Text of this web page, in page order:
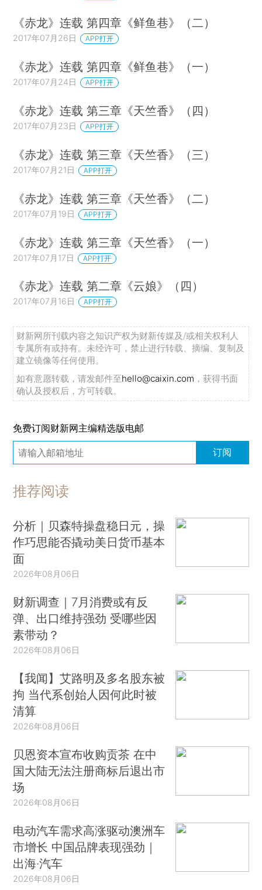
《赤龙》连载 第四章《鲜鱼巷》（二）
2017年07月26日 APP打开
《赤龙》连载 第四章《鲜鱼巷》（一）
2017年07月24日 APP打开
《赤龙》连载 第三章《天竺香》（四）
2017年07月23日 APP打开
《赤龙》连载 第三章《天竺香》（三）
2017年07月21日 APP打开
《赤龙》连载 第三章《天竺香》（二）
2017年07月19日 APP打开
《赤龙》连载 第三章《天竺香》（一）
2017年07月17日 APP打开
《赤龙》连载 第二章《云娘》（四）
2017年07月16日 APP打开
财新网所刊载内容之知识产权为财新传媒及/或相关权利人
专属所有或持有。未经许可，禁止进行转载、摘编、复制及
建立镜像等任何使用。
如有意愿转载，请发邮件至hello@caixin.com ，获得书面
确认及授权后，方可转载。
免费订阅财新网主编精选版电邮
订阅
推荐阅读
分析｜贝森特操盘稳日元，操
作巧思能否撬动美日货币基本
面
2026年08月06日
财新调查｜7月消费或有反
弹、出口维持强劲 受哪些因
素带动？
2026年08月06日
【我闻】艾路明及多名股东被
拘 当代系创始人因何此时被
清算
2026年08月06日
贝恩资本宣布收购贡茶 在中
国大陆无法注册商标后退出市
场
2026年08月06日
电动汽车需求高涨驱动澳洲车
市增长 中国品牌表现强劲｜
出海·汽车
2026年08月06日